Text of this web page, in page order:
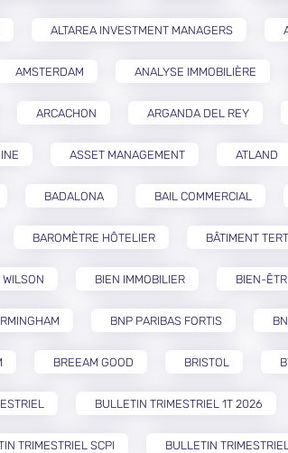
ALTAREA INVESTMENT MANAGERS
AMSTERDAM ANALYSE IMMOBILIÈRE
ARCACHON ARGANDA DEL REY
ASSET MANAGEMENT ATLAND
BADALONA BAIL COMMERCIAL
BAROMÈTRE HÔTELIER BÂTIMENT
BIEN IMMOBILIER BIEN-
BNP PARIBAS FORTIS
BREEAM GOOD BRISTOL
BULLETIN TRIMESTRIEL 1T 2026
TRIMESTRIEL SCPI BULLETIN